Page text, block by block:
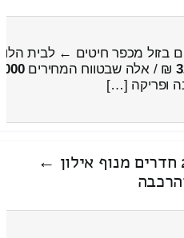
₪ / אלה שבטווח המחירים
ופריקה […]
עלות הובלה של דירה 2x חדרים מנוף אילון ←